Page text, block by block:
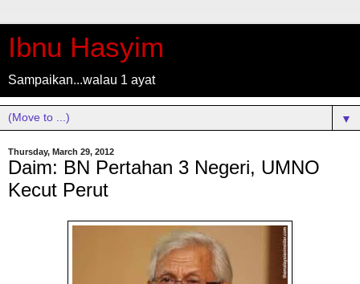
Ibnu Hasyim
Sampaikan...walau 1 ayat
▼
Thursday, March 29, 2012
Daim: BN Pertahan 3 Negeri, UMNO
Kecut Perut